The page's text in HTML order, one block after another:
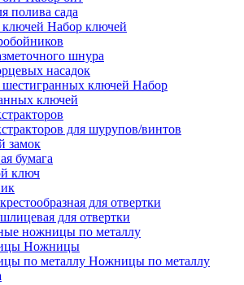
полива сада
Набор ключей
шнура
насадок
Набор
ключей
для шурупов/винтов
замок
бумага
ключ
для отвертки
для отвертки
ножницы по металлу
Ножницы
Ножницы по металлу